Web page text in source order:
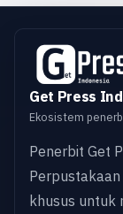
Get Press
Ekosistem
Penerbit Get
khusus untuk